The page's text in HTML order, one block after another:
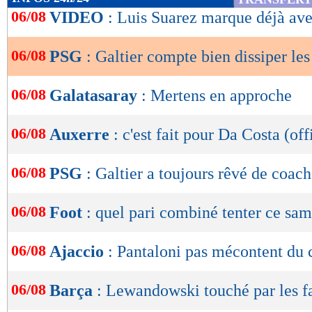
de
OK
06/08 VIDEO : Luis Suarez marque déjà
06/08 PSG : Galtier compte bien dissiper
06/08 Galatasaray : Mertens en approche
06/08 Auxerre : c'est fait pour Da Costa
06/08 PSG : Galtier a toujours rêvé de
06/08 Foot : quel pari combiné tenter ce
06/08 Ajaccio : Pantaloni pas mécontent du
06/08 Barça : Lewandowski touché par les